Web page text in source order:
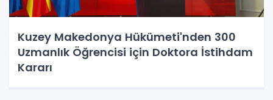
Kuzey Makedonya Hükümeti'nden 300
Uzmanlık Öğrencisi için Doktora İstihdam
Kararı